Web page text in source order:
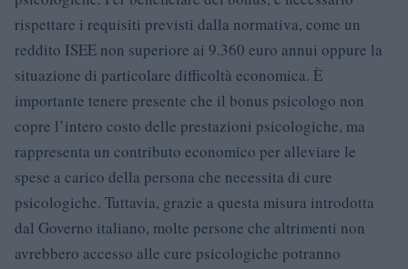
rispettare i requisiti previsti dalla normativa, come un
reddito ISEE non superiore ai 9.360 euro annui oppure la
situazione di particolare difficoltà economica. È
importante tenere presente che il bonus psicologo non
copre l’intero costo delle prestazioni psicologiche, ma
rappresenta un contributo economico per alleviare le
spese a carico della persona che necessita di cure
psicologiche. Tuttavia, grazie a questa misura introdotta
dal Governo italiano, molte persone che altrimenti non
avrebbero accesso alle cure psicologiche potranno